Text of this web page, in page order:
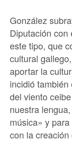
González
Diputación con
este tipo, que
cultural
aportar la
incidió
del viento
nuestra
música» y
con la